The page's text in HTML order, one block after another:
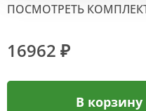
ПОСМОТРЕТЬ
16962 ₽
В корзину